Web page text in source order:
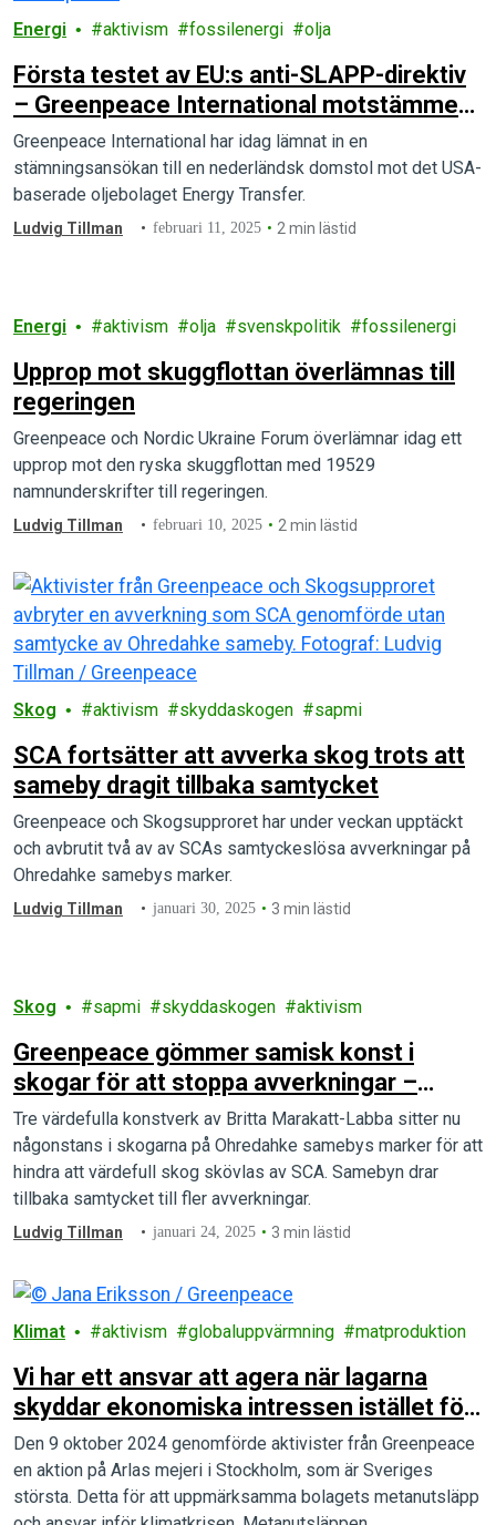
Energi aktivism fossilenergi olja
Första testet av EU:s anti-SLAPP-direktiv
– Greenpeace International motstämmer
amerikanskt oljebolag
Greenpeace International har idag lämnat in en
stämningsansökan till en nederländsk domstol mot det USA-
baserade oljebolaget Energy Transfer.
Ludvig Tillman februari 11, 2025 2 min lästid
Energi aktivism olja svenskpolitik fossilenergi
Upprop mot skuggflottan överlämnas till
regeringen
Greenpeace och Nordic Ukraine Forum överlämnar idag ett
upprop mot den ryska skuggflottan med 19529
namnunderskrifter till regeringen.
Ludvig Tillman februari 10, 2025 2 min lästid
Skog aktivism skyddaskogen sapmi
SCA fortsätter att avverka skog trots att
sameby dragit tillbaka samtycket
Greenpeace och Skogsupproret har under veckan upptäckt
och avbrutit två av av SCAs samtyckeslösa avverkningar på
Ohredahke samebys marker.
Ludvig Tillman januari 30, 2025 3 min lästid
Skog sapmi skyddaskogen aktivism
Greenpeace gömmer samisk konst i
skogar för att stoppa avverkningar –
aktionen sänds live på Göteborg Film
Festival
Tre värdefulla konstverk av Britta Marakatt-Labba sitter nu
någonstans i skogarna på Ohredahke samebys marker för att
hindra att värdefull skog skövlas av SCA. Samebyn drar
tillbaka samtycket till fler avverkningar.
Ludvig Tillman januari 24, 2025 3 min lästid
Klimat aktivism globaluppvärmning matproduktion
Vi har ett ansvar att agera när lagarna
skyddar ekonomiska intressen istället för
människor, liv och hälsa
Den 9 oktober 2024 genomförde aktivister från Greenpeace
en aktion på Arlas mejeri i Stockholm, som är Sveriges
största. Detta för att uppmärksamma bolagets metanutsläpp